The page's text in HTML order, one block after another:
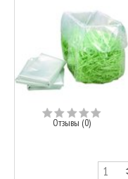
Отзывы (0)